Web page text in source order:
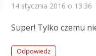
14 stycznia 2016 o 13:36
Super! Tylko czemu
Odpowiedz